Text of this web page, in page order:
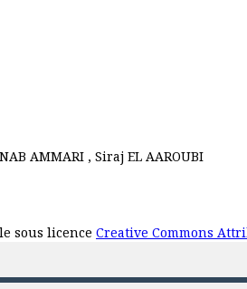
AMMARI , Siraj EL AAROUBI
sous licence Creative Commons